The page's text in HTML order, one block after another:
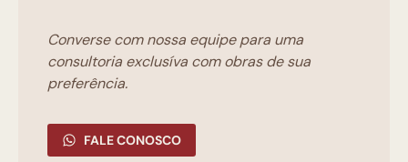
Converse com nossa equipe para uma
consultoria exclusíva com obras de sua
preferência.
FALE CONOSCO